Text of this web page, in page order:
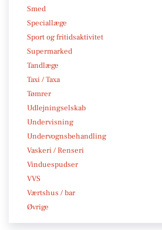
Smed
Speciallæge
Sport og fritidsaktivitet
Supermarked
Tandlæge
Taxi / Taxa
Tømrer
Udlejningselskab
Undervisning
Undervognsbehandling
Vaskeri / Renseri
Vinduespudser
VVS
Værtshus / bar
Øvrige